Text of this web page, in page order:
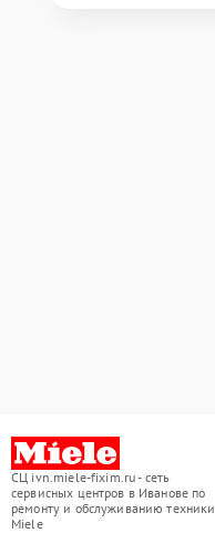
СЦ ivn.miele-fixim.ru - сеть
сервисных центров в Иванове по
ремонту и обслуживанию техники
Miele